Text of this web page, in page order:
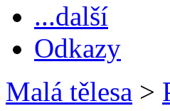
...další
Odkazy
Malá tělesa >